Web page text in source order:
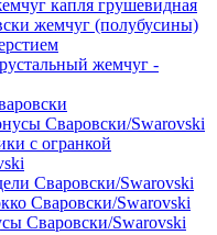
капля грушевидная
жемчуг (полубусины)
жемчуг -
Сваровски/Swarovski
с огранкой
Сваровски/Swarovski
Сваровски/Swarovski
Сваровски/Swarovski